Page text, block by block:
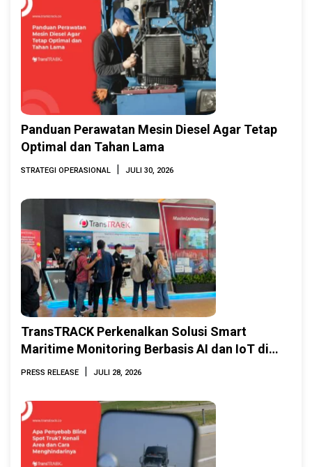
Panduan Perawatan Mesin Diesel Agar Tetap
Optimal dan Tahan Lama
STRATEGI OPERASIONAL | JULI 30, 2026
TransTRACK Perkenalkan Solusi Smart
Maritime Monitoring Berbasis AI dan IoT di
INAMARINE 2026
PRESS RELEASE | JULI 28, 2026